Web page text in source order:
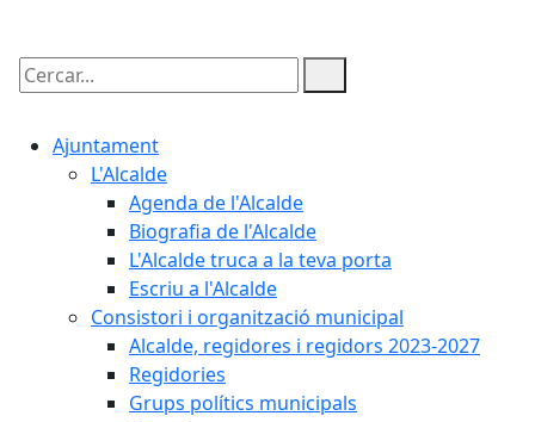
Cercar:
Ajuntament
L'Alcalde
Agenda de l'Alcalde
Biografia de l'Alcalde
L'Alcalde truca a la teva porta
Escriu a l'Alcalde
Consistori i organització municipal
Alcalde, regidores i regidors 2023-2027
Regidories
Grups polítics municipals